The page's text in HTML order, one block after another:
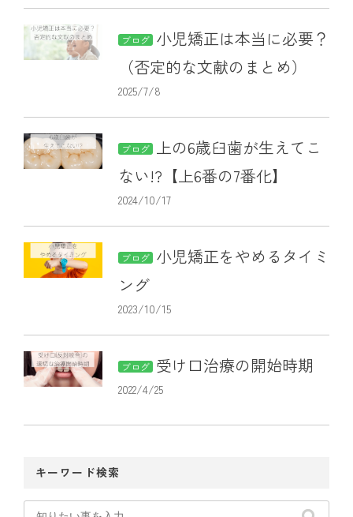
ブログ 小児矯正は本当に必要？
（否定的な文献のまとめ）
2025/7/8
ブログ 上の6歳臼歯が生えてこ
ない!?【上6番の7番化】
2024/10/17
ブログ 小児矯正をやめるタイミ
ング
2023/10/15
ブログ 受け口治療の開始時期
2022/4/25
キーワード検索